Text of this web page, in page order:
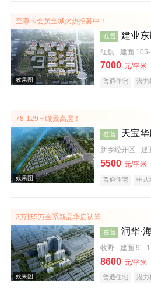
效果图
效果图
至尊卡会员全城火热招募中！
在售 建业
红旗 建面
7000 元/平米
普通住宅 潜力
78-129㎡瞰景高层！
在售 天宝华
新乡经开区 建
5500 元/平米
普通住宅 中式
2万抵5万全系新品华启认筹
在售 润华·
牧野 建面 91-
8600 元/平米
普通住宅 潜力